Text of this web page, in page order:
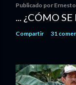
Publicado por
... ¿CÓMO
Compartir 31